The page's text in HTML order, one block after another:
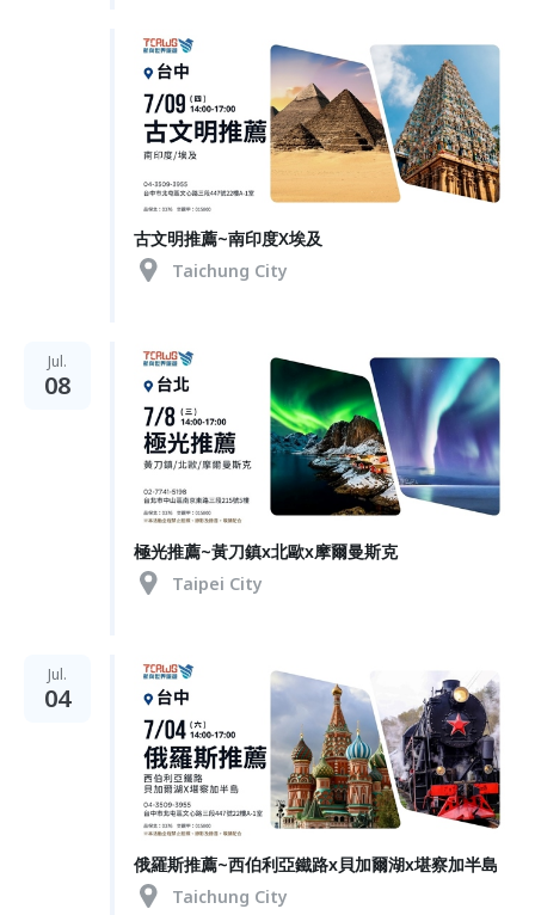
古文明推薦~南印度X埃及
Taichung City
Jul.
08
極光推薦~黃刀鎮x北歐x摩爾曼斯克
Taipei City
Jul.
04
俄羅斯推薦~西伯利亞鐵路x貝加爾湖x堪察加半島
Taichung City